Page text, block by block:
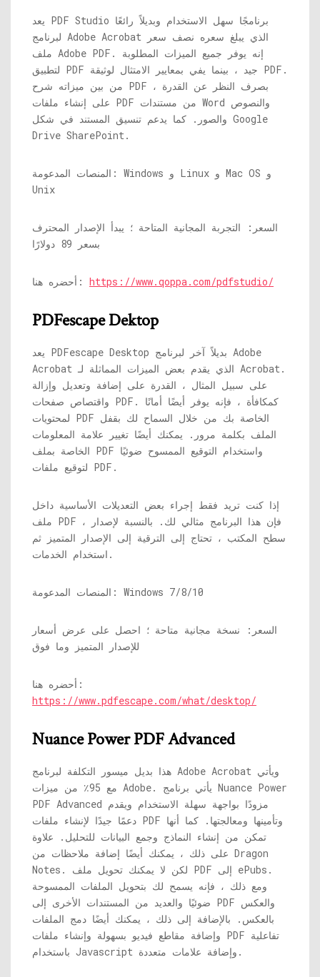
يعد PDF Studio برنامجًا سهل الاستخدام وبديلاً رائعًا
لبرنامج Adobe Acrobat الذي يبلغ سعره نصف سعر
ملف Adobe PDF. إنه يوفر جميع الميزات المطلوبة
لتطبيق PDF جيد ، بينما يفي بمعايير الامتثال لوثيقة PDF.
من بين ميزاته شرح PDF ، بصرف النظر عن القدرة
على إنشاء ملفات PDF من مستندات Word والنصوص
والصور. كما يدعم تنسيق المستند في شكل Google
Drive SharePoint.
المنصات المدعومة: Windows و Linux و Mac OS و
Unix
السعر: التجربة المجانية المتاحة ؛ يبدأ الإصدار المحترف
بسعر 89 دولارًا
أحضره هنا: https://www.qoppa.com/pdfstudio/
PDFescape Dektop
يعد PDFescape Desktop بديلاً آخر لبرنامج Adobe
Acrobat الذي يقدم بعض الميزات المماثلة لـ Acrobat.
على سبيل المثال ، القدرة على إضافة وتعديل وإزالة
واقتصاص صفحات PDF. كمكافأة ، فإنه يوفر أيضًا أمانًا
لمحتويات PDF الخاصة بك من خلال السماح لك بقفل
الملف بكلمة مرور. يمكنك أيضًا تغيير علامة المعلومات
الخاصة بملف PDF واستخدام التوقيع الممسوح ضوئيًا
لتوقيع ملفات PDF.
إذا كنت تريد فقط إجراء بعض التعديلات الأساسية داخل
ملف PDF ، فإن هذا البرنامج مثالي لك. بالنسبة لإصدار
سطح المكتب ، تحتاج إلى الترقية إلى الإصدار المتميز ثم
استخدام الخدمات.
المنصات المدعومة: Windows 7/8/10
السعر: نسخة مجانية متاحة ؛ احصل على عرض أسعار
للإصدار المتميز وما فوق
أحضره هنا:
https://www.pdfescape.com/what/desktop/
Nuance Power PDF Advanced
هذا بديل ميسور التكلفة لبرنامج Adobe Acrobat ويأتي
مع 95٪ من ميزات Adobe. يأتي برنامج Nuance Power
PDF Advanced مزودًا بواجهة سهلة الاستخدام ويقدم
دعمًا جيدًا لإنشاء ملفات PDF وتأمينها ومعالجتها. كما أنها
تمكن من إنشاء النماذج وجمع البيانات للتحليل. علاوة
على ذلك ، يمكنك أيضًا إضافة ملاحظات من Dragon
Notes. لكن لا يمكنك تحويل ملف PDF إلى ePubs.
ومع ذلك ، فإنه يسمح لك بتحويل الملفات الممسوحة
ضوئيًا والعديد من المستندات الأخرى إلى PDF والعكس
بالعكس. بالإضافة إلى ذلك ، يمكنك أيضًا دمج الملفات
وإضافة مقاطع فيديو بسهولة وإنشاء ملفات PDF تفاعلية
باستخدام Javascript وإضافة علامات متعددة.